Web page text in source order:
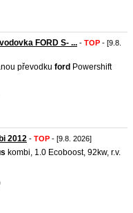
FORD S- ... - TOP - [9.8.
převodku ford Powershift
2012 - TOP - [9.8. 2026]
kombi, 1.0 Ecoboost, 92kw, r.v.